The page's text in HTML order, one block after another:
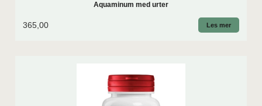
Aquaminum med urter
365,00 Les mer